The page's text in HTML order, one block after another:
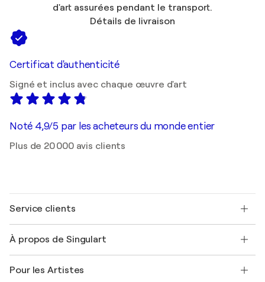
d'art assurées pendant le transport.
Détails de livraison
Certificat d'authenticité
Signé et inclus avec chaque œuvre d'art
Noté 4,9/5 par les acheteurs du monde entier
Plus de 20 000 avis clients
Service clients
Expédition
Offrir une carte cadeau
À propos de Singulart
FAQ
Pour les Artistes